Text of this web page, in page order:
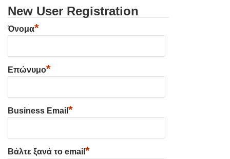
New User Registration
Όνομα*
Επώνυμο*
Business Email *
Βάλτε ξανά το email *